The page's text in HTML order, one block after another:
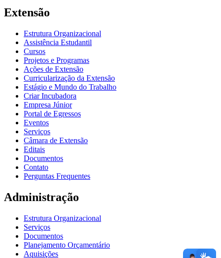
Extensão
Estrutura Organizacional
Assistência Estudantil
Cursos
Projetos e Programas
Ações de Extensão
Curricularização da Extensão
Estágio e Mundo do Trabalho
Criar Incubadora
Empresa Júnior
Portal de Egressos
Eventos
Serviços
Câmara de Extensão
Editais
Documentos
Contato
Perguntas Frequentes
Administração
Estrutura Organizacional
Serviços
Documentos
Planejamento Orçamentário
Aquisições